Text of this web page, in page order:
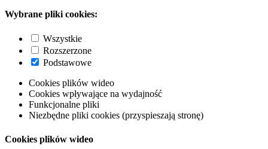
Wybrane pliki cookies:
Wszystkie
Rozszerzone
Podstawowe
Cookies plików wideo
Cookies wpływające na wydajność
Funkcjonalne pliki
Niezbędne pliki cookies (przyspieszają stronę)
Cookies plików wideo